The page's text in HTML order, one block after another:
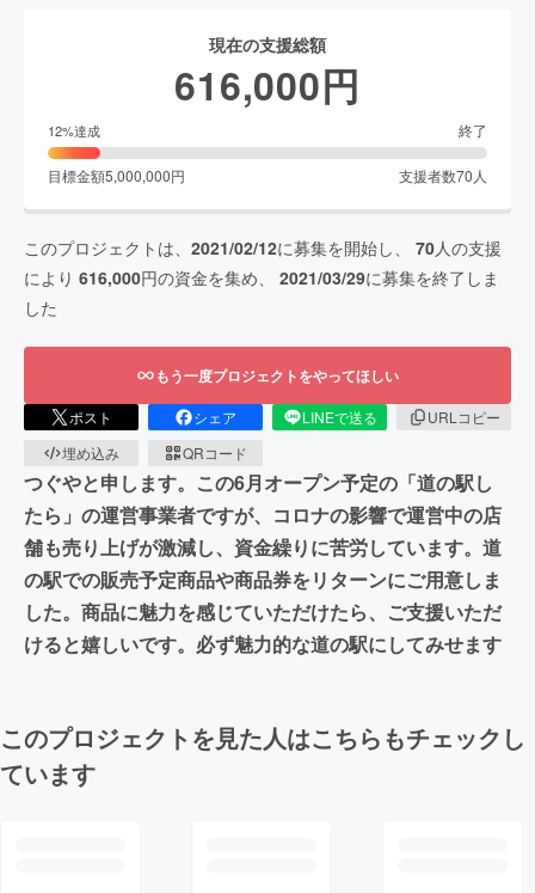
現在の支援総額
616,000円
12%達成 終了
目標金額5,000,000円 支援者数70 人
このプロジェクトは、 2021/02/12に募集を開始し、 70人の支援
により 616,000円の資金を集め、 2021/03/29に募集を終了しま
した
もう一度プロジェクトをやってほしい
ポスト シェア LINEで送る
URLコピー
埋め込み
QRコード
つぐやと申します。この6月オープン予定の「道の駅し
たら」の運営事業者ですが、コロナの影響で運営中の店
舗も売り上げが激減し、資金繰りに苦労しています。道
の駅での販売予定商品や商品券をリターンにご用意しま
した。商品に魅力を感じていただけたら、ご支援いただ
けると嬉しいです。必ず魅力的な道の駅にしてみせます
このプロジェクトを見た人はこちらもチェックし
ています